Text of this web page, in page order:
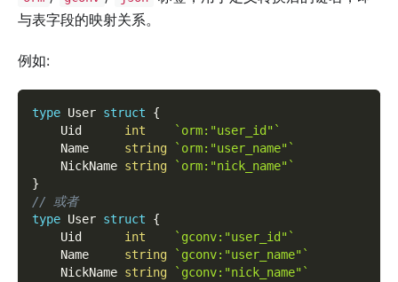
与表字段的映射关系。
例如:
type User struct
{
    Uid
int
`orm:"user_id"`
    Name
string
`orm:"user_name"`
    NickName
string
`orm:"nick_name"`
}
// 或者
type User struct
{
    Uid
int
`gconv:"user_id"`
    Name
string
`gconv:"user_name"`
    NickName
string
`gconv:"nick_name"`